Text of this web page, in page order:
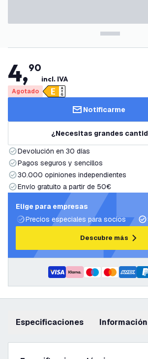
4,90
incl. IVA
Agotado
Notificarme
¿Necesitas grandes
Devolución en 30 días
Pagos seguros y sencillos
30.000 opiniones independientes
Envío gratuito a partir de 50€
Elige para empresas
Precios especiales para socios
Descubre más
Especificaciones